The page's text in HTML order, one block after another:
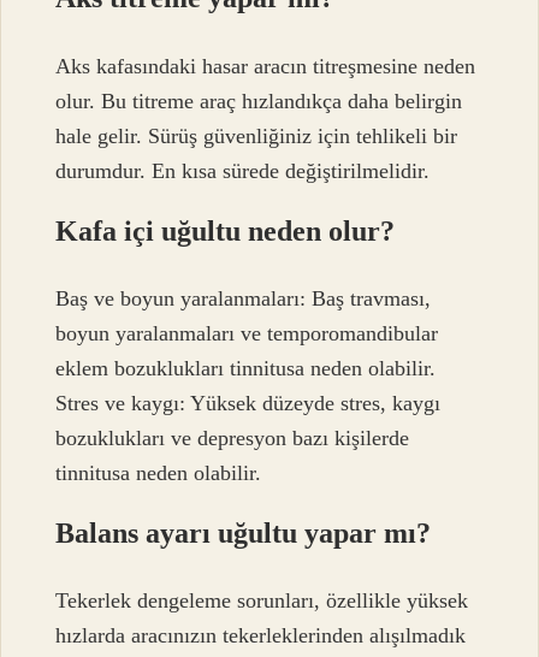
Aks kafasındaki hasar aracın titreşmesine neden
olur. Bu titreme araç hızlandıkça daha belirgin
hale gelir. Sürüş güvenliğiniz için tehlikeli bir
durumdur. En kısa sürede değiştirilmelidir.
Kafa içi uğultu neden olur?
Baş ve boyun yaralanmaları: Baş travması,
boyun yaralanmaları ve temporomandibular
eklem bozuklukları tinnitusa neden olabilir.
Stres ve kaygı: Yüksek düzeyde stres, kaygı
bozuklukları ve depresyon bazı kişilerde
tinnitusa neden olabilir.
Balans ayarı uğultu yapar mı?
Tekerlek dengeleme sorunları, özellikle yüksek
hızlarda aracınızın tekerleklerinden alışılmadık